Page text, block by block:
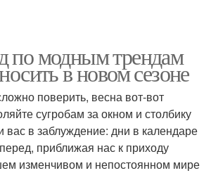
по модным трендам
в новом сезоне
поверить, весна вот-вот
сугробам за окном и столбику
вас в заблуждение: дни в календаре
приближая нас к приходу
изменчивом и непостоянном мире